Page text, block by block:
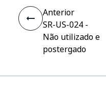
Anterior
SR-US-024 -
Não utilizado e
postergado